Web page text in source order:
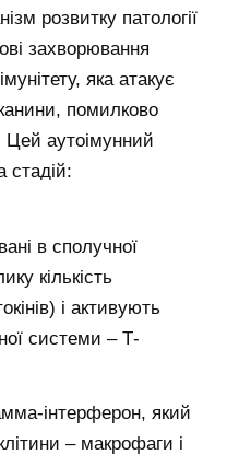
розвитку патології
захворювання
яка атакує
помилково
Цей аутоімунний
стадій:
в сполучної
кількість
і активують
системи – Т-
інтерферон, який
– макрофаги і